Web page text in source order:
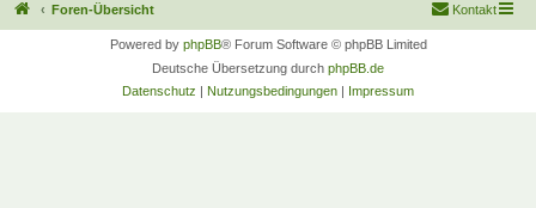
Foren-Übersicht Kontakt
Powered by phpBB® Forum Software © phpBB Limited
Deutsche Übersetzung durch phpBB.de
Datenschutz | Nutzungsbedingungen | Impressum